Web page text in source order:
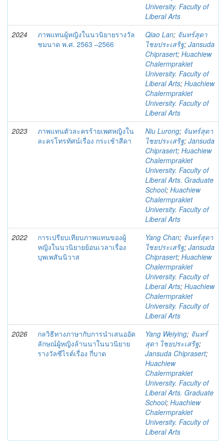
University. Faculty of
Liberal Arts
2024
ภาพแทนผู้หญิงในนวนิยายรางวัล
ชมนาด พ.ศ. 2563 –2566
Qiao Lan; จันทร์สุดา
ไชยประเสริฐ; Jansuda
Chiprasert; Huachiew
Chalermprakiet
University. Faculty of
Liberal Arts; Huachiew
Chalermprakiet
University. Faculty of
Liberal Arts
2023
ภาพแทนตัวละครร้ายเพศหญิงใน
ละครโทรทัศน์เรื่อง กระเช้าสีดา
Niu Lurong; จันทร์สุดา
ไชยประเสริฐ; Jansuda
Chiprasert; Huachiew
Chalermprakiet
University. Faculty of
Liberal Arts. Graduate
School; Huachiew
Chalermprakiet
University. Faculty of
Liberal Arts
2022
การเปรียบเทียบภาพแทนของผู้
หญิงในนวนิยายย้อนเวลาเรื่อง
บุพเพสันนิวาส
Yang Chan; จันทร์สุดา
ไชยประเสริฐ; Jansuda
Chiprasert; Huachiew
Chalermprakiet
University. Faculty of
Liberal Arts; Huachiew
Chalermprakiet
University. Faculty of
Liberal Arts
2026
กลวิธีทางภาษากับการนำเสนออัต
ลักษณ์ผู้หญิงล้านนาในนวนิยาย
รางวัลซีไรต์เรื่อง กี่บาด
Yang Weiying; จันทร์
สุดา ไชยประเสริฐ;
Jansuda Chiprasert;
Huachiew
Chalermprakiet
University. Faculty of
Liberal Arts. Graduate
School; Huachiew
Chalermprakiet
University. Faculty of
Liberal Arts